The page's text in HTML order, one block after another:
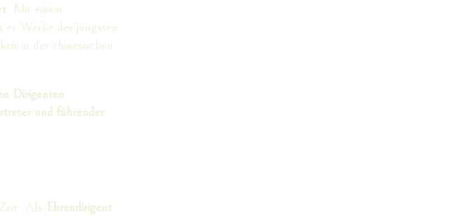
. Mit einem
Werke der jüngsten
in der chinesischen
Dirigenten
und führender
Als Ehrendirigent